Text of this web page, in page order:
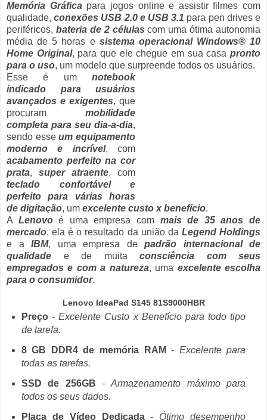
Memória Gráficapara jogos online e assistir filmes com
qualidade,conexões USB 2.0 e USB 3.1 para pen drives e
periféricos, bateria de 2 células com uma ótima autonomia
média de 5 horas e sistema operacional Windows® 10
Home Original, para que ele chegue em sua casapronto
para o uso, um modelo que surpreende todos os usuários.
Esse é um notebook
indicado para usuários
avançados e exigentes, que
procuram mobilidade
completa para seu dia-a-dia,
sendo esseum equipamento
moderno e incrível, com
acabamento perfeito na cor
prata, super atraente, com
teclado confortável e
perfeito para várias horas
de digitação, um excelente custo x benefício.
A Lenovoé uma empresa com mais de 35 anos de
mercado, ela é o resultado da união da Legend Holdings
e a IBM, uma empresa de padrão internacional de
qualidade e de muita consciência com seus
empregados e com a natureza, uma excelente escolha
para o consumidor.
Lenovo IdeaPad S145 81S9000HBR
Preço-Excelente Custo x Benefício para todo tipo
de tarefa.
8 GB DDR4 de memória RAM - Excelente para
todas as tarefas.
SSD de 256GB -Armazenamento máximo para
todos os seus dados.
Placa de Vídeo Dedicada- Ótimo desempenho